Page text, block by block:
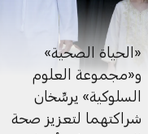
«الحياة الصحية»
و«مجموعة العلوم
السلوكية» يرسِّخان
شراكتهما لتعزيز صحة